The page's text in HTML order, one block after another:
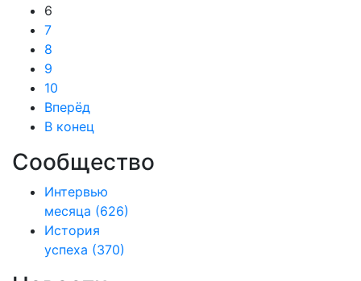
6
7
8
9
10
Вперёд
В конец
Сообщество
Интервью
месяца (626)
История
успеха (370)